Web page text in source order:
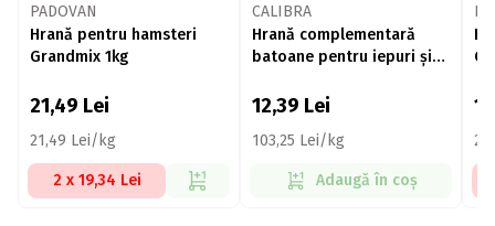
PADOVAN
Hrană pentru hamsteri
Grandmix 1kg
21,49 Lei
21,49 Lei/kg
2 x 19,34 Lei
CALIBRA
Hrană complementară
batoane pentru iepuri și
pădure, 120g
12,39 Lei
103,25 Lei/kg
Adaugă în coș